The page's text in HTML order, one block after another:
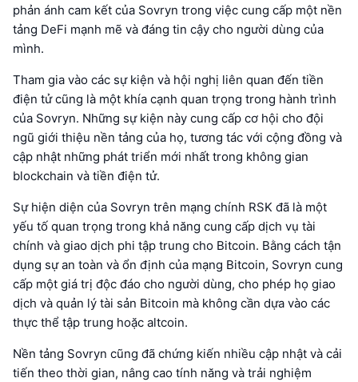
phản ánh cam kết của Sovryn trong việc cung cấp một nền
tảng DeFi mạnh mẽ và đáng tin cậy cho người dùng của
mình.
Tham gia vào các sự kiện và hội nghị liên quan đến tiền
điện tử cũng là một khía cạnh quan trọng trong hành trình
của Sovryn. Những sự kiện này cung cấp cơ hội cho đội
ngũ giới thiệu nền tảng của họ, tương tác với cộng đồng và
cập nhật những phát triển mới nhất trong không gian
blockchain và tiền điện tử.
Sự hiện diện của Sovryn trên mạng chính RSK đã là một
yếu tố quan trọng trong khả năng cung cấp dịch vụ tài
chính và giao dịch phi tập trung cho Bitcoin. Bằng cách tận
dụng sự an toàn và ổn định của mạng Bitcoin, Sovryn cung
cấp một giá trị độc đáo cho người dùng, cho phép họ giao
dịch và quản lý tài sản Bitcoin mà không cần dựa vào các
thực thể tập trung hoặc altcoin.
Nền tảng Sovryn cũng đã chứng kiến nhiều cập nhật và cải
tiến theo thời gian, nâng cao tính năng và trải nghiệm